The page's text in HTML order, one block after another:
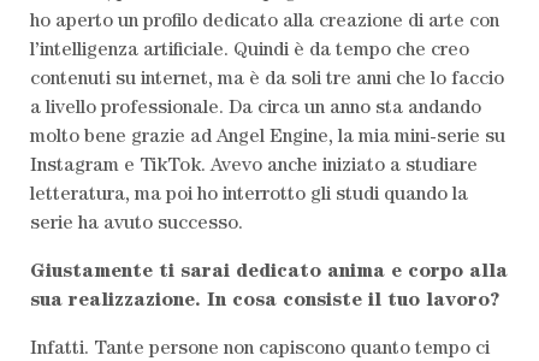
ho aperto un profilo dedicato alla creazione di arte con
l’intelligenza artificiale. Quindi è da tempo che creo
contenuti su internet, ma è da soli tre anni che lo faccio
a livello professionale. Da circa un anno sta andando
molto bene grazie ad Angel Engine, la mia mini-serie su
Instagram e TikTok. Avevo anche iniziato a studiare
letteratura, ma poi ho interrotto gli studi quando la
serie ha avuto successo.
Giustamente ti sarai dedicato anima e corpo alla
sua realizzazione. In cosa consiste il tuo lavoro?
Infatti. Tante persone non capiscono quanto tempo ci